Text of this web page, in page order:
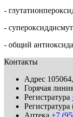
-
-
- общий
Контакты
Адрес
Горячая
Регистратура